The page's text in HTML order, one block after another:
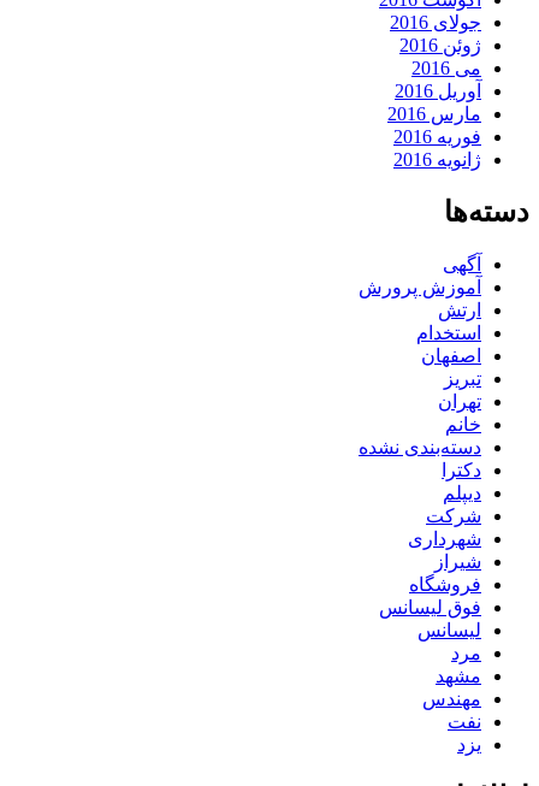
جولای 2016
ژوئن 2016
می 2016
آوریل 2016
مارس 2016
فوریه 2016
ژانویه 2016
دسته‌ها
آگهی
آموزش پرورش
ارتش
استخدام
اصفهان
تبریز
تهران
خانم
دسته‌بندی نشده
دکترا
دیپلم
شرکت
شهرداری
شیراز
فروشگاه
فوق لیسانس
لیسانس
مرد
مشهد
مهندس
نفت
یزد